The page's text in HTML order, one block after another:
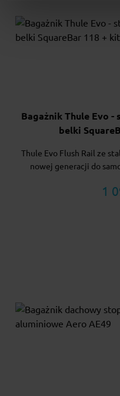
Bagażnik Thule Evo -
belki
Thule Evo Flush Rail ze
nowej generacji do
1